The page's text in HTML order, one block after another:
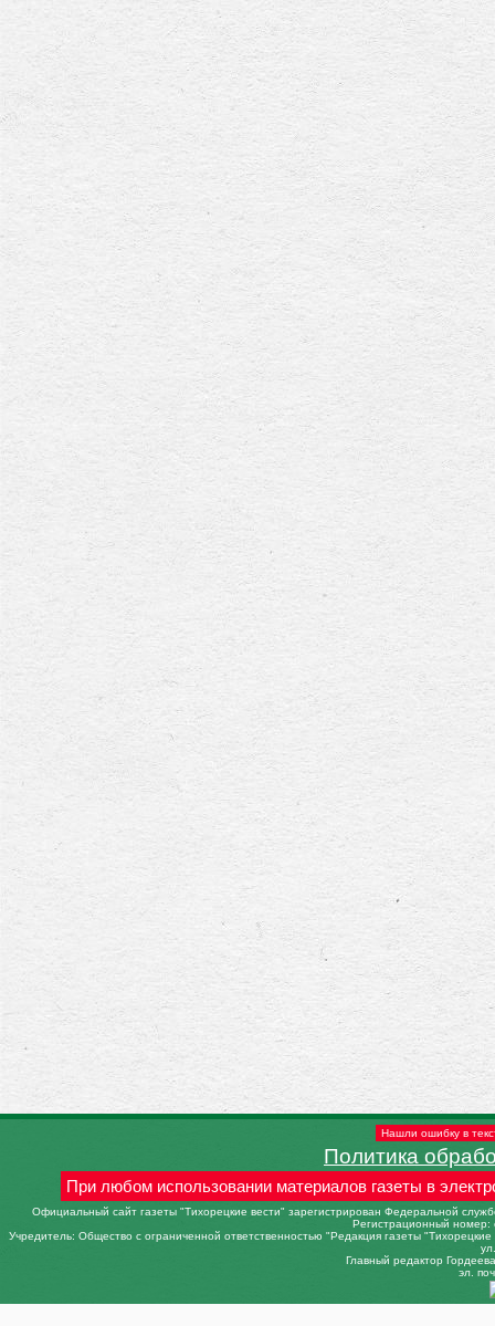
Нашли ошибку в
Политика
При любом использовании материалов газеты в
Официальный сайт газеты "Тихорецкие вести" зарегистрирован Федеральной
Регистрационный
Учредитель: Общество с ограниченной ответственностью "Редакция газеты
Главный редактор
эл.